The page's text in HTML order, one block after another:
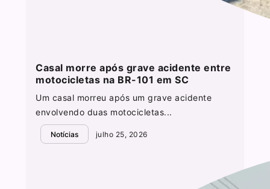
Casal morre após grave acidente entre
motocicletas na BR-101 em SC
Um casal morreu após um grave acidente
envolvendo duas motocicletas...
Notícias julho 25, 2026